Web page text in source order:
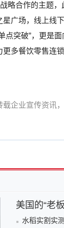
略合作的主题
广场，线上线
点突破”，更是
多餐饮零售连
企业宣传资讯
美国的“老
水稻实割实